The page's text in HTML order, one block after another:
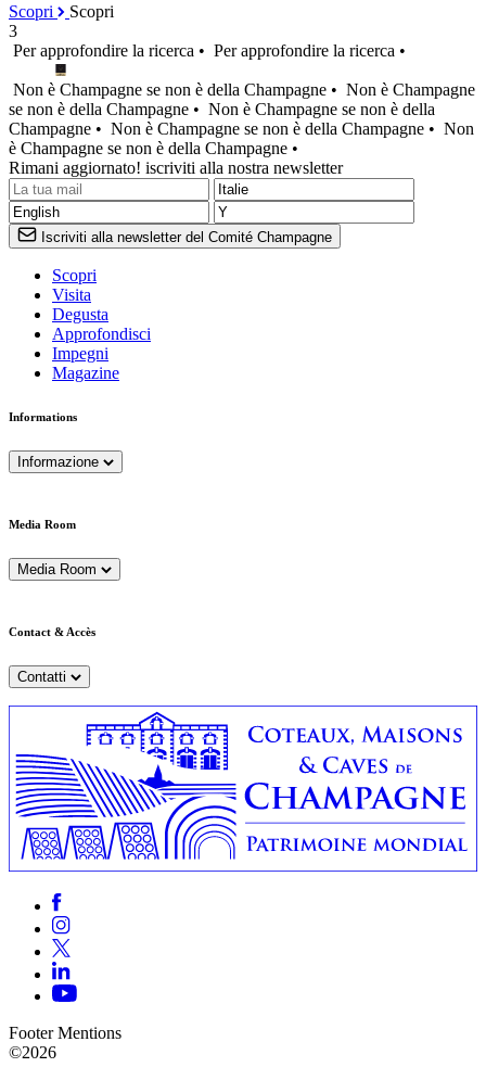
Scopri
Scopri
3
Per approfondire la ricerca • Per approfondire la ricerca •
Non è Champagne se non è della Champagne • Non è Champagne
se non è della Champagne • Non è Champagne se non è della
Champagne • Non è Champagne se non è della Champagne • Non
è Champagne se non è della Champagne •
Rimani aggiornato! iscriviti alla nostra newsletter
Iscriviti alla newsletter del Comité Champagne
Scopri
Visita
Degusta
Approfondisci
Impegni
Magazine
Informations
Informazione
Media Room
Media Room
Contact & Accès
Contatti
Footer Mentions
©2026